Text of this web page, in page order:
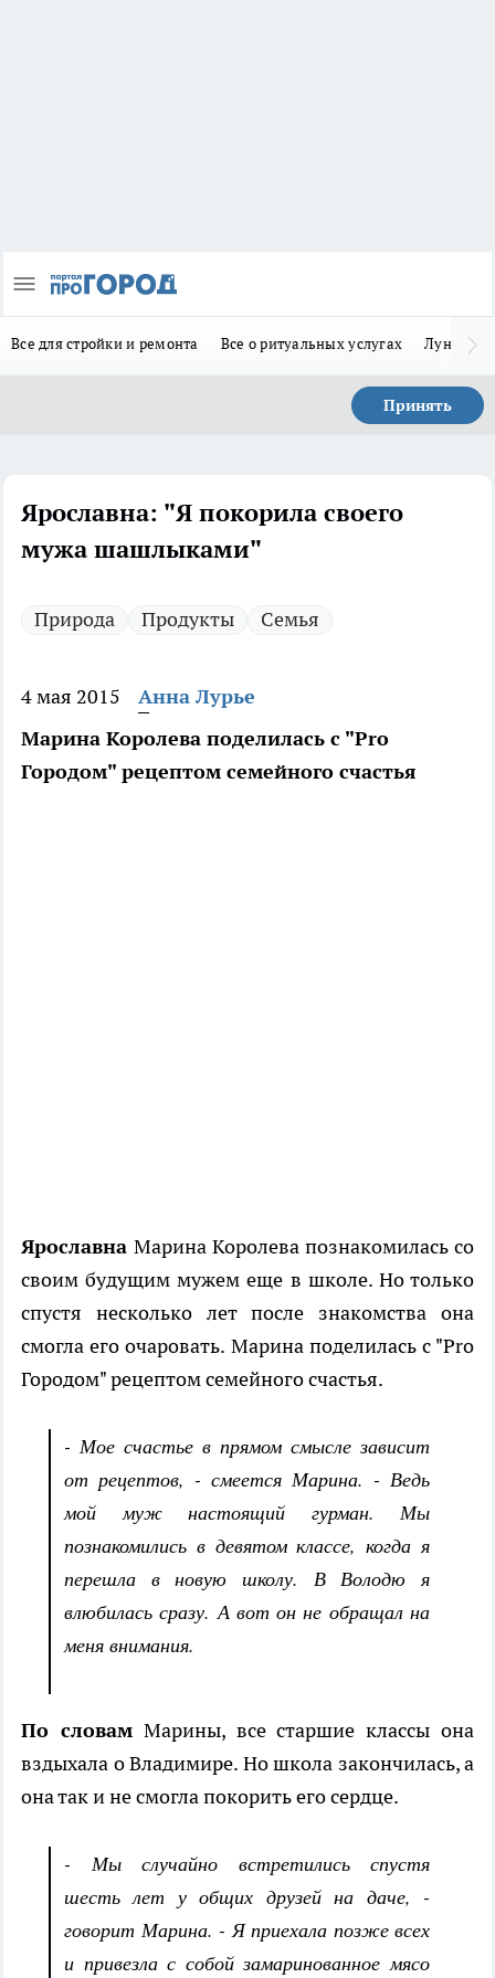
Все для стройки и ремонта Все о ритуальных услугах Лунно-
Принять
Ярославна: "Я покорила своего
мужа шашлыками"
Природа Продукты Семья
4 мая 2015
Анна Лурье
Марина Королева поделилась с "Pro
Городом" рецептом семейного счастья
Ярославна Марина Королева познакомилась со
своим будущим мужем еще в школе. Но только
спустя несколько лет после знакомства она
смогла его очаровать. Марина поделилась с "Pro
Городом" рецептом семейного счастья.
- Мое счастье в прямом смысле зависит
от рецептов, - смеется Марина. - Ведь
мой муж настоящий гурман. Мы
познакомились в девятом классе, когда я
перешла в новую школу. В Володю я
влюбилась сразу. А вот он не обращал на
меня внимания.
По словамМарины, все старшие классы она
вздыхала о Владимире. Но школа закончилась, а
она так и не смогла покорить его сердце.
- Мы случайно встретились спустя
шесть лет у общих друзей на даче, -
говорит Марина. - Я приехала позже всех
и привезла с собой замаринованное мясо